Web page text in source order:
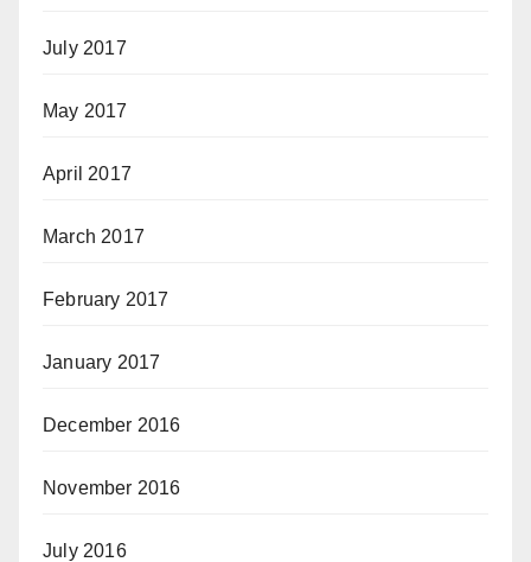
July 2017
May 2017
April 2017
March 2017
February 2017
January 2017
December 2016
November 2016
July 2016